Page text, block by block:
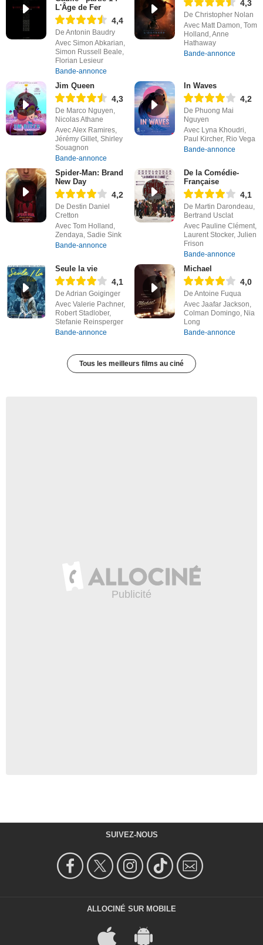
L'Âge de Fer
4,4
De Antonin Baudry
Avec Simon Abkarian,
Simon Russell Beale,
Florian Lesieur
Bande-annonce
4,3
De Christopher Nolan
Avec Matt Damon, Tom
Holland, Anne
Hathaway
Bande-annonce
Jim Queen
4,3
De Marco Nguyen,
Nicolas Athane
Avec Alex Ramires,
Jérémy Gillet, Shirley
Souagnon
Bande-annonce
In Waves
4,2
De Phuong Mai
Nguyen
Avec Lyna Khoudri,
Paul Kircher, Rio Vega
Bande-annonce
Spider-Man: Brand
New Day
4,2
De Destin Daniel
Cretton
Avec Tom Holland,
Zendaya, Sadie Sink
Bande-annonce
De la Comédie-
Française
4,1
De Martin Darondeau,
Bertrand Usclat
Avec Pauline Clément,
Laurent Stocker, Julien
Frison
Bande-annonce
Seule la vie
4,1
De Adrian Goiginger
Avec Valerie Pachner,
Robert Stadlober,
Stefanie Reinsperger
Bande-annonce
Michael
4,0
De Antoine Fuqua
Avec Jaafar Jackson,
Colman Domingo, Nia
Long
Bande-annonce
Tous les meilleurs films au ciné
SUIVEZ-NOUS
ALLOCINÉ SUR MOBILE